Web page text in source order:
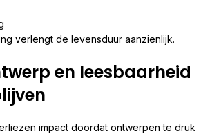
verlengt de levensduur aanzienlijk.
en leesbaarheid
impact doordat ontwerpen te druk